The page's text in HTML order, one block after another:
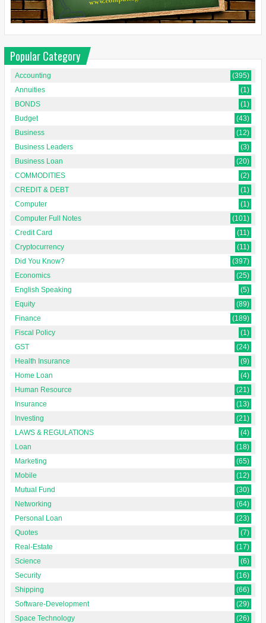
Popular Category
Accounting
(395)
Annuities
(1)
BONDS
(1)
Budget
(43)
Business
(12)
Business Leaders
(3)
Business Loan
(20)
COMMODITIES
(2)
CREDIT & DEBT
(1)
Computer
(1)
Computer Full Notes
(101)
Credit Card
(11)
Cryptocurrency
(11)
Did You Know?
(397)
Economics
(25)
English Speaking
(5)
Equity
(89)
Finance
(189)
Fiscal Policy
(1)
GST
(24)
Health Insurance
(9)
Home Loan
(4)
Human Resource
(21)
Insurance
(13)
Investing
(21)
LAWS & REGULATIONS
(4)
Loan
(18)
Marketing
(65)
Mobile
(12)
Mutual Fund
(30)
Networking
(64)
Personal Loan
(23)
Quotes
(7)
Real-Estate
(17)
Science
(6)
Security
(16)
Shipping
(66)
Software-Development
(29)
Space Technology
(26)